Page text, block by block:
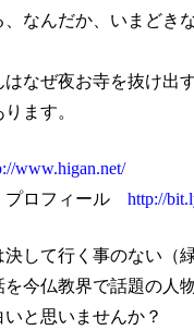
、なんだか、いまどき
なぜ夜お寺を抜け出
ます。
www.higan.net/
プロフィール http://
して行く事のない（
今仏教界で話題の人
と思いませんか？